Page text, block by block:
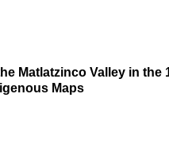
Matlatzinco Valley in the
Maps